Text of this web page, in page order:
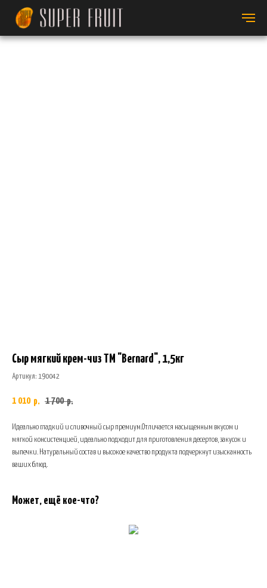
Сыр мягкий крем-чиз ТМ "Bernard", 1,5кг
Артикул: 190042
1 010 р. 1 700 р.
Идеально гладкий и сливочный сыр премиум.Отличается насыщенным вкусом и
мягкой консистенцией, идеально подходит для приготовления десертов, закусок и
выпечки. Натуральный состав и высокое качество продукта подчеркнут изысканность
ваших блюд.
Может, ещё кое-что?